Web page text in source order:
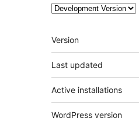
Meta
Version
Last updated
Active installations
WordPress version